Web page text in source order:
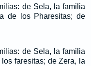
de Sela, la familia
de los Pharesitas; de
de Sela, la familia
faresitas; de Zera, la